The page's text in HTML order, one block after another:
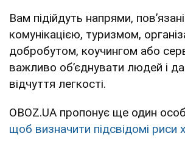
Вам підійдуть напрями,
комунікацією, туризмом,
добробутом, коучингом або
важливо об’єднувати людей і
відчуття легкості.
OBOZ.UA пропонує ще один
щоб визначити підсвідомі риси